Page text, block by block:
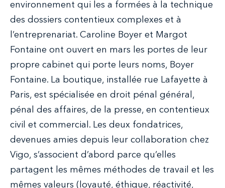
environnement qui les a formées à la technique
des dossiers contentieux complexes et à
l’entreprenariat. Caroline Boyer et Margot
Fontaine ont ouvert en mars les portes de leur
propre cabinet qui porte leurs noms, Boyer
Fontaine. La boutique, installée rue Lafayette à
Paris, est spécialisée en droit pénal général,
pénal des affaires, de la presse, en contentieux
civil et commercial. Les deux fondatrices,
devenues amies depuis leur collaboration chez
Vigo, s’associent d’abord parce qu’elles
partagent les mêmes méthodes de travail et les
mêmes valeurs (loyauté, éthique, réactivité,